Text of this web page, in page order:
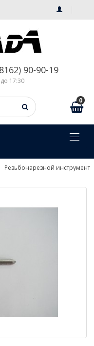
90-90-19
17:30
0
Резьбонарезной инструмент